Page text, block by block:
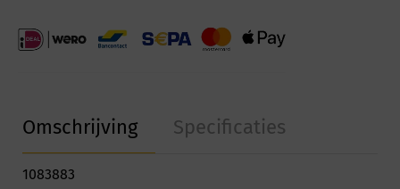
Omschrijving Specificaties
1083883